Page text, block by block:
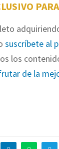
suscríbete al
los
de la